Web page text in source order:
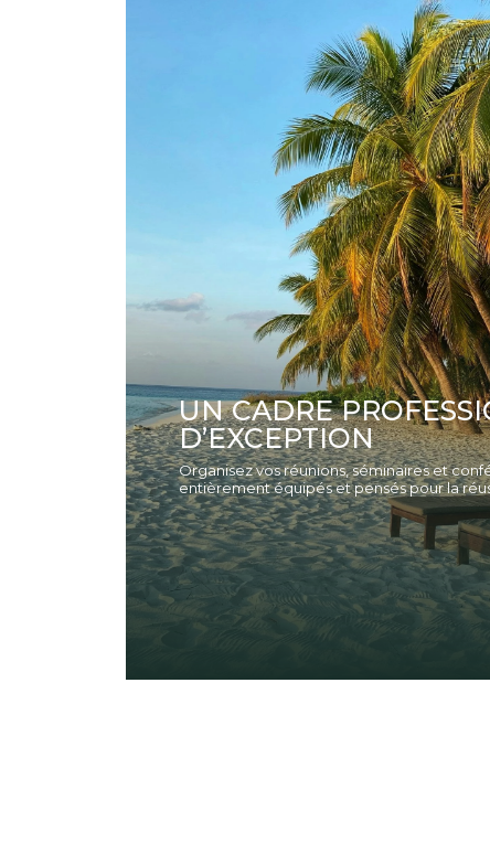
UN CADRE
D’EXCEPTION
Organisez vos réunions, séminaires et
entièrement équipés et pensés pour la